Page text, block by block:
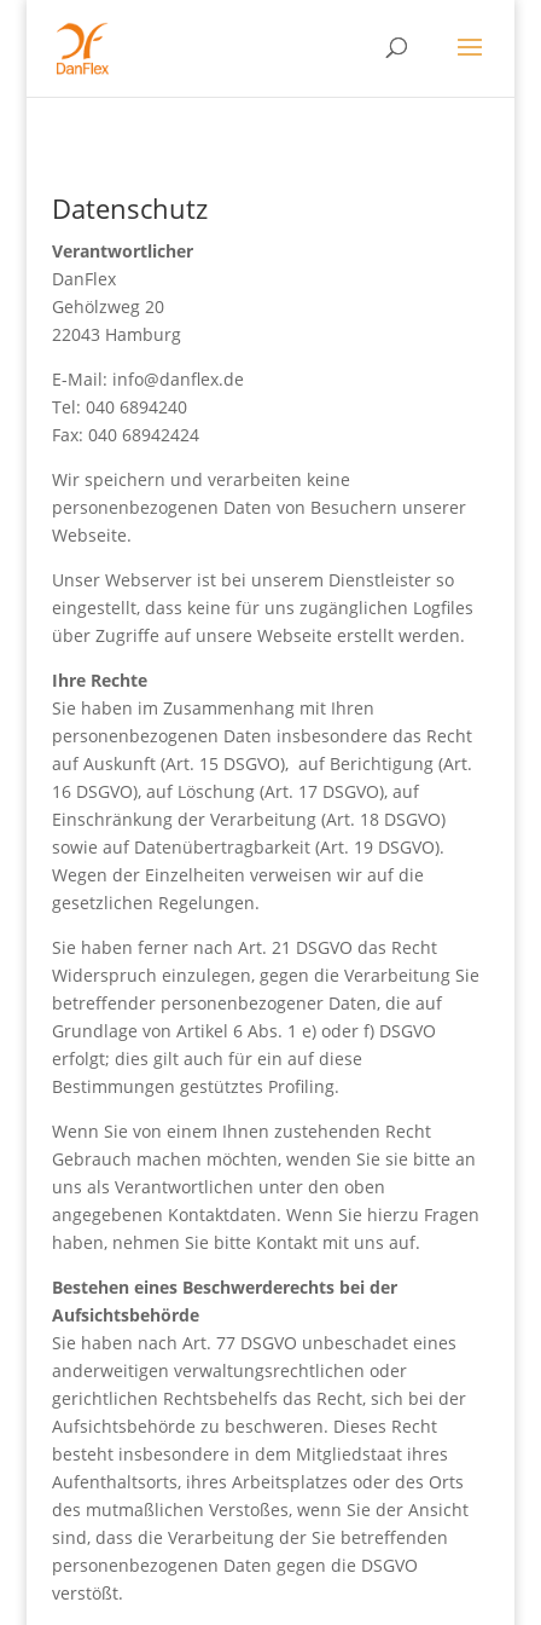
Datenschutz
Verantwortlicher
DanFlex
Gehölzweg 20
22043 Hamburg
E-Mail: info@danflex.de
Tel: 040 6894240
Fax: 040 68942424
Wir speichern und verarbeiten keine
personenbezogenen Daten von Besuchern unserer
Webseite.
Unser Webserver ist bei unserem Dienstleister so
eingestellt, dass keine für uns zugänglichen Logfiles
über Zugriffe auf unsere Webseite erstellt werden.
Ihre Rechte
Sie haben im Zusammenhang mit Ihren
personenbezogenen Daten insbesondere das Recht
auf Auskunft (Art. 15 DSGVO), auf Berichtigung (Art.
16 DSGVO), auf Löschung (Art. 17 DSGVO), auf
Einschränkung der Verarbeitung (Art. 18 DSGVO)
sowie auf Datenübertragbarkeit (Art. 19 DSGVO).
Wegen der Einzelheiten verweisen wir auf die
gesetzlichen Regelungen.
Sie haben ferner nach Art. 21 DSGVO das Recht
Widerspruch einzulegen, gegen die Verarbeitung Sie
betreffender personenbezogener Daten, die auf
Grundlage von Artikel 6 Abs. 1 e) oder f) DSGVO
erfolgt; dies gilt auch für ein auf diese
Bestimmungen gestütztes Profiling.
Wenn Sie von einem Ihnen zustehenden Recht
Gebrauch machen möchten, wenden Sie sie bitte an
uns als Verantwortlichen unter den oben
angegebenen Kontaktdaten. Wenn Sie hierzu Fragen
haben, nehmen Sie bitte Kontakt mit uns auf.
Bestehen eines Beschwerderechts bei der
Aufsichtsbehörde
Sie haben nach Art. 77 DSGVO unbeschadet eines
anderweitigen verwaltungsrechtlichen oder
gerichtlichen Rechtsbehelfs das Recht, sich bei der
Aufsichtsbehörde zu beschweren. Dieses Recht
besteht insbesondere in dem Mitgliedstaat ihres
Aufenthaltsorts, ihres Arbeitsplatzes oder des Orts
des mutmaßlichen Verstoßes, wenn Sie der Ansicht
sind, dass die Verarbeitung der Sie betreffenden
personenbezogenen Daten gegen die DSGVO
verstößt.